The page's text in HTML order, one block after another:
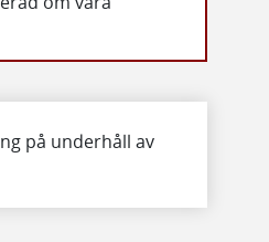
på underhåll av